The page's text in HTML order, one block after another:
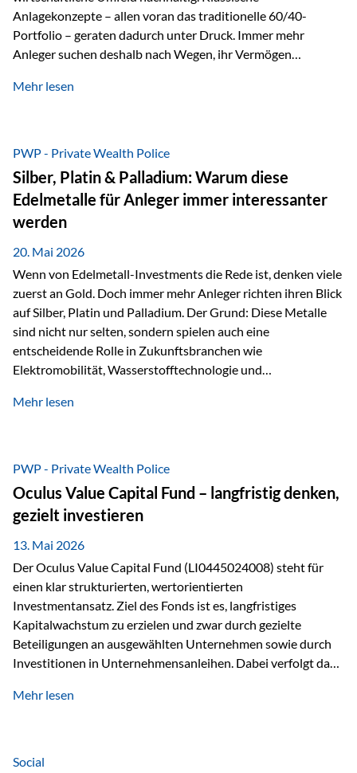
Anlagekonzepte – allen voran das traditionelle 60/40-
Portfolio – geraten dadurch unter Druck. Immer mehr
Anleger suchen deshalb nach Wegen, ihr Vermögen
Unsicherheit abzusichern. Genau hier rücken reale und
monetäre Rolle zurück Gold erlebt derzeit eine
bemerkenswerte Renaissance als monetärer Wertspeicher.
Treiber sind Rekordkäufe der Zentralbanken, geopolitische
Spannungen und ein schleichender Vertrauensverlust in
ungedeckte Papierwährungen. Wie groß dieser
Vertrauensverlust ausfällt, zeigt ein nüchterner
Mehr lesen
PWP - Private Wealth Police
Silber, Platin & Palladium: Warum diese
Edelmetalle für Anleger immer interessanter
werden
20. Mai 2026
Wenn von Edelmetall-Investments die Rede ist, denken viele
zuerst an Gold. Doch immer mehr Anleger richten ihren Blick
auf Silber, Platin und Palladium. Der Grund: Diese Metalle
sind nicht nur selten, sondern spielen auch eine
entscheidende Rolle in Zukunftsbranchen wie
Elektromobilität, Wasserstofftechnologie und
Faktoren für Investoren – begrenztes Angebot und
klassischer „Sicherheitsanker“ gilt, bieten Silber, Platin und
Palladium zusätzlich die Chance, von technologischen
Entwicklungen zu profitieren. Die Nachfrage entsteht nicht
nur durch Anleger, sondern vor allem durch die Industrie.
Gerade in…
Mehr lesen
PWP - Private Wealth Police
Oculus Value Capital Fund – langfristig denken,
gezielt investieren
13. Mai 2026
Der Oculus Value Capital Fund (LI0445024008) steht für
einen klar strukturierten, wertorientierten
Investmentansatz. Ziel des Fonds ist es, langfristiges
Kapitalwachstum zu erzielen und zwar durch gezielte
Beteiligungen an ausgewählten Unternehmen sowie durch
Investitionen in Unternehmensanleihen. Dabei verfolgt das
Marktbewegungen stehen im Fokus, sondern die
innerhalb der Private Wealth Police der Vienna-Life steht
Mehr lesen
Social